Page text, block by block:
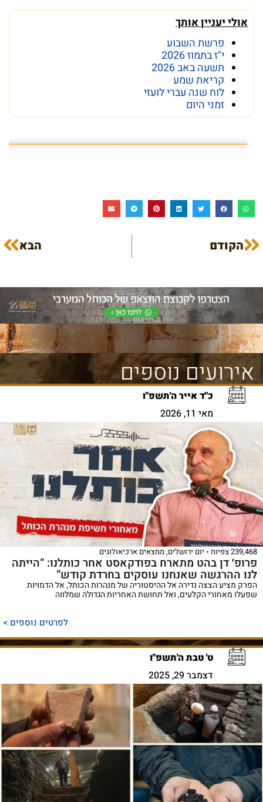
אולי יעניין אותך
פרשת השבוע
י"ז בתמוז 2026
תשעה באב 2026
קריאת שמע
לוח שנה עברי לועזי
זמני היום
הקודם הבא
אירועים נוספים
כ"ד אייר ה'תשפ"ו
מאי 11, 2026
239,468 צפיות יום ירושלים,ממצאים ארכיאולוגים
פרופ׳ דן בהט מתארח בפודקאסט אחר כותלנו: “הייתה
לנו ההרגשה שאנחנו עוסקים בחרדת קודש”
הפרק מציע הצצה נדירה אל ההיסטוריה של מנהרות הכותל, אל הדמויות
שפעלו מאחורי הקלעים, ואל תחושת האחריות הגדולה שמלווה
לפרטים נוספים >
ט' טבת ה'תשפ"ו
דצמבר 29, 2025